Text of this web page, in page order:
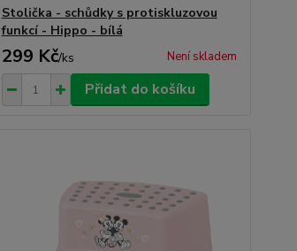
Stolička - schůdky s protiskluzovou
funkcí - Hippo - bílá
299 Kč/ks Není skladem
Přidat do košíku